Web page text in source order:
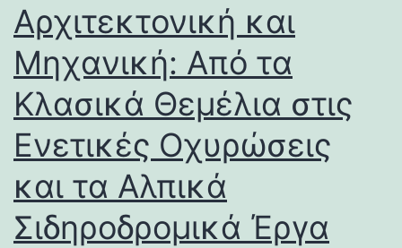
Αρχιτεκτονική και
Μηχανική: Από τα
Κλασικά Θεμέλια στις
Ενετικές Οχυρώσεις
και τα Αλπικά
Σιδηροδρομικά Έργα